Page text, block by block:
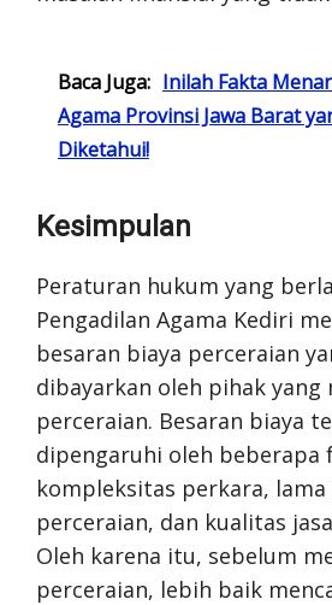
Baca Juga: Inilah Fakta
Agama Provinsi Jawa Barat
Diketahui!
Kesimpulan
Peraturan hukum yang
Pengadilan Agama Kediri
besaran biaya perceraian
dibayarkan oleh pihak yang
perceraian. Besaran biaya
dipengaruhi oleh
kompleksitas perkara, lama
perceraian, dan kualitas
Oleh karena itu, sebelum
perceraian, lebih baik